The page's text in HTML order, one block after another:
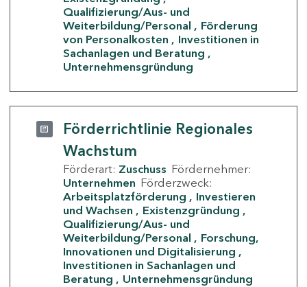
Qualifizierung/Aus- und
Weiterbildung/Personal
Förderung
von Personalkosten
Investitionen in
Sachanlagen und Beratung
Unternehmensgründung
Förderrichtlinie Regionales
Wachstum
Förderart: Zuschuss Fördernehmer:
Unternehmen Förderzweck:
Arbeitsplatzförderung
Investieren
und Wachsen
Existenzgründung
Qualifizierung/Aus- und
Weiterbildung/Personal
Forschung,
Innovationen und Digitalisierung
Investitionen in Sachanlagen und
Beratung
Unternehmensgründung